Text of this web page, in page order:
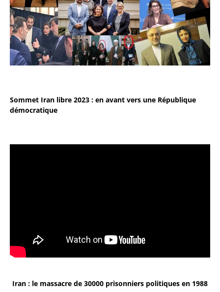
Sommet Iran libre 2023 : en avant vers une République
démocratique
Iran : le massacre de 30000 prisonniers politiques en 1988